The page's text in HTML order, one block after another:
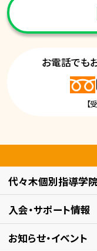
お電話でも
【
代々木個別指導学
入会・サポート情報
お知らせ・イベント